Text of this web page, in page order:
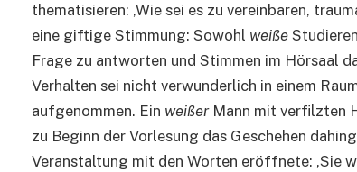
thematisieren: ‚Wie sei es zu vereinbaren,
eine giftige Stimmung: Sowohl weiße
Frage zu antworten und Stimmen im Hörsaal
Verhalten sei nicht verwunderlich in einem
aufgenommen. Ein weißerMann mit verfilzten
zu Beginn der Vorlesung das Geschehen
Veranstaltung mit den Worten eröffnete: ‚Sie